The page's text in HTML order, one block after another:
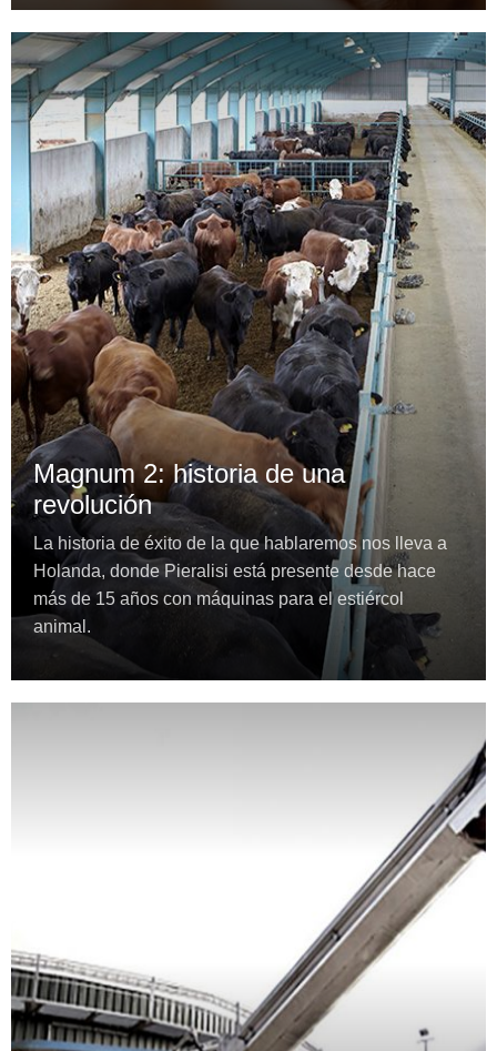
Magnum 2: historia de una
revolución
La historia de éxito de la que hablaremos nos lleva a
Holanda, donde Pieralisi está presente desde hace
más de 15 años con máquinas para el estiércol
animal.